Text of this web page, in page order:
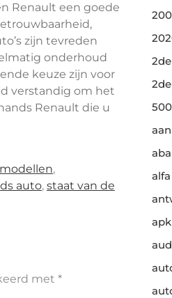
Renault een goede
zijn tevreden
onderhoud
keuze zijn voor
verstandig om het
Renault die u
modellen,
auto, staat van de
met *
2de
apk